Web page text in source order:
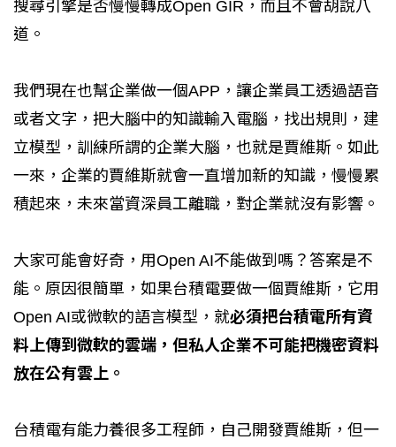
搜尋引擎是否慢慢轉成Open GIR，而且不會胡說八
道。
我們現在也幫企業做一個APP，讓企業員工透過語音
或者文字，把大腦中的知識輸入電腦，找出規則，建
立模型，訓練所謂的企業大腦，也就是賈維斯。如此
一來，企業的賈維斯就會一直增加新的知識，慢慢累
積起來，未來當資深員工離職，對企業就沒有影響。
大家可能會好奇，用Open AI不能做到嗎？答案是不
能。原因很簡單，如果台積電要做一個賈維斯，它用
Open AI或微軟的語言模型，就必須把台積電所有資
料上傳到微軟的雲端，但私人企業不可能把機密資料
放在公有雲上。
台積電有能力養很多工程師，自己開發賈維斯，但一